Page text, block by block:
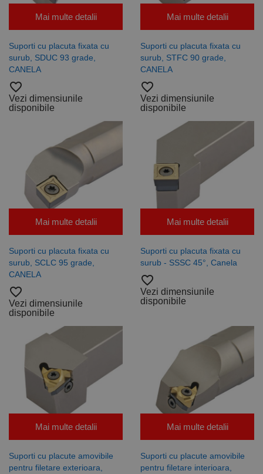
Mai multe detalii
Suporti cu placuta fixata cu
surub, SDUC 93 grade,
CANELA
favorite_border
Vezi dimensiunile
disponibile
Mai multe detalii
Suporti cu placuta fixata cu
surub, STFC 90 grade,
CANELA
favorite_border
Vezi dimensiunile
disponibile
Mai multe detalii
Suporti cu placuta fixata cu
surub, SCLC 95 grade,
CANELA
favorite_border
Vezi dimensiunile
disponibile
Mai multe detalii
Suporti cu placuta fixata cu
surub - SSSC 45°, Canela
favorite_border
Vezi dimensiunile
disponibile
Mai multe detalii
Suporti cu placute amovibile
pentru filetare exterioara,
Mai multe detalii
Suporti cu placute amovibile
pentru filetare interioara,